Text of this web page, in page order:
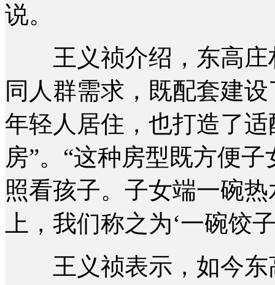
说。
王义祯介绍，东高庄
同人群需求，既配套建
年轻人居住，也打造了
房”。“这种房型既方便
照看孩子。子女端一碗
上，我们称之为‘一碗饺
王义祯表示，如今东